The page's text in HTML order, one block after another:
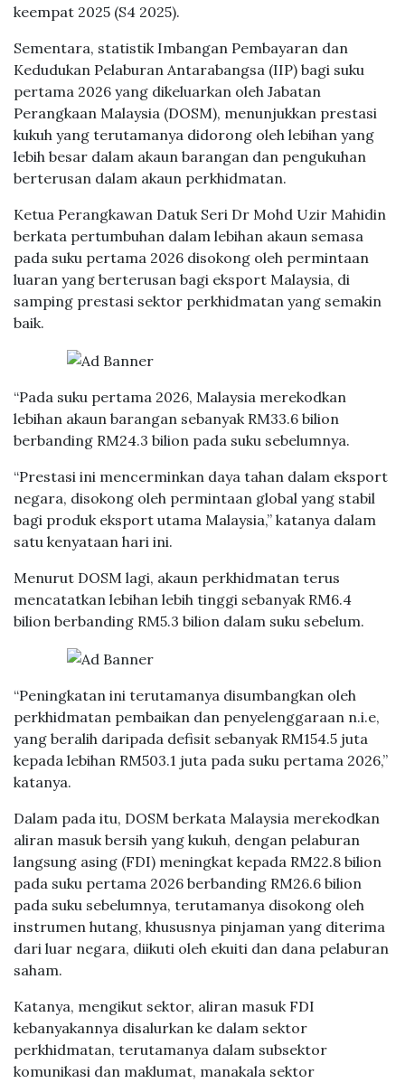
keempat 2025 (S4 2025).
Sementara, statistik Imbangan Pembayaran dan
Kedudukan Pelaburan Antarabangsa (IIP) bagi suku
pertama 2026 yang dikeluarkan oleh Jabatan
Perangkaan Malaysia (DOSM), menunjukkan prestasi
kukuh yang terutamanya didorong oleh lebihan yang
lebih besar dalam akaun barangan dan pengukuhan
berterusan dalam akaun perkhidmatan.
Ketua Perangkawan Datuk Seri Dr Mohd Uzir Mahidin
berkata pertumbuhan dalam lebihan akaun semasa
pada suku pertama 2026 disokong oleh permintaan
luaran yang berterusan bagi eksport Malaysia, di
samping prestasi sektor perkhidmatan yang semakin
baik.
“Pada suku pertama 2026, Malaysia merekodkan
lebihan akaun barangan sebanyak RM33.6 bilion
berbanding RM24.3 bilion pada suku sebelumnya.
“Prestasi ini mencerminkan daya tahan dalam eksport
negara, disokong oleh permintaan global yang stabil
bagi produk eksport utama Malaysia,” katanya dalam
satu kenyataan hari ini.
Menurut DOSM lagi, akaun perkhidmatan terus
mencatatkan lebihan lebih tinggi sebanyak RM6.4
bilion berbanding RM5.3 bilion dalam suku sebelum.
“Peningkatan ini terutamanya disumbangkan oleh
perkhidmatan pembaikan dan penyelenggaraan n.i.e,
yang beralih daripada defisit sebanyak RM154.5 juta
kepada lebihan RM503.1 juta pada suku pertama 2026,”
katanya.
Dalam pada itu, DOSM berkata Malaysia merekodkan
aliran masuk bersih yang kukuh, dengan pelaburan
langsung asing (FDI) meningkat kepada RM22.8 bilion
pada suku pertama 2026 berbanding RM26.6 bilion
pada suku sebelumnya, terutamanya disokong oleh
instrumen hutang, khususnya pinjaman yang diterima
dari luar negara, diikuti oleh ekuiti dan dana pelaburan
saham.
Katanya, mengikut sektor, aliran masuk FDI
kebanyakannya disalurkan ke dalam sektor
perkhidmatan, terutamanya dalam subsektor
komunikasi dan maklumat, manakala sektor